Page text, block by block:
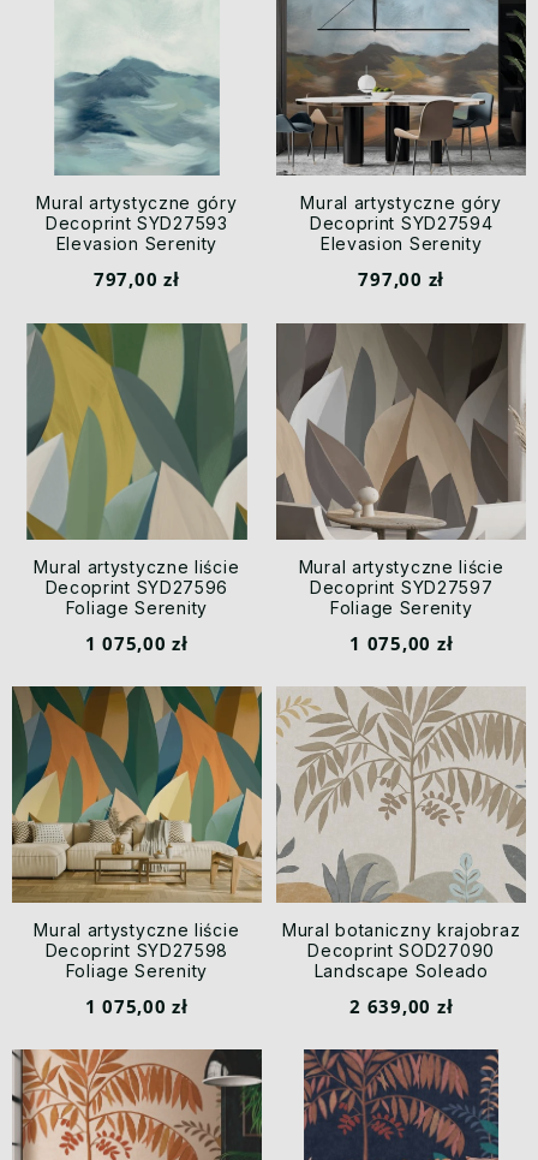
Mural artystyczne góry
Decoprint SYD27593
Elevasion Serenity
797,00 zł
Mural artystyczne góry
Decoprint SYD27594
Elevasion Serenity
797,00 zł
Mural artystyczne liście
Decoprint SYD27596
Foliage Serenity
1 075,00 zł
Mural artystyczne liście
Decoprint SYD27597
Foliage Serenity
1 075,00 zł
Mural artystyczne liście
Decoprint SYD27598
Foliage Serenity
1 075,00 zł
Mural botaniczny krajobraz
Decoprint SOD27090
Landscape Soleado
2 639,00 zł